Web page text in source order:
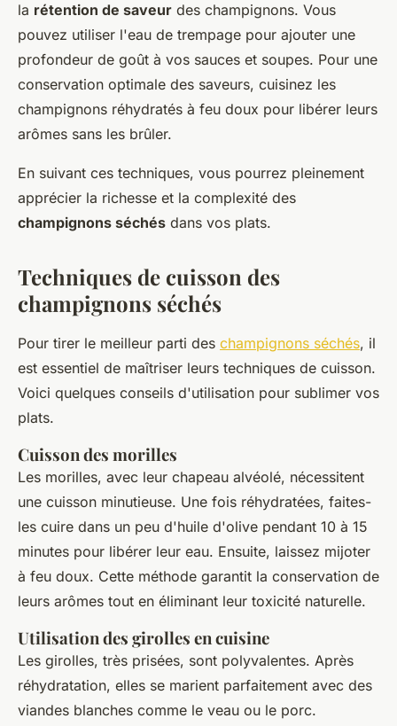
la rétention de saveur des champignons. Vous
pouvez utiliser l'eau de trempage pour ajouter une
profondeur de goût à vos sauces et soupes. Pour une
conservation optimale des saveurs, cuisinez les
champignons réhydratés à feu doux pour libérer leurs
arômes sans les brûler.
En suivant ces techniques, vous pourrez pleinement
apprécier la richesse et la complexité des
champignons séchés dans vos plats.
Techniques de cuisson des
champignons séchés
Pour tirer le meilleur parti des champignons séchés, il
est essentiel de maîtriser leurs techniques de cuisson.
Voici quelques conseils d'utilisation pour sublimer vos
plats.
Cuisson des morilles
Les morilles, avec leur chapeau alvéolé, nécessitent
une cuisson minutieuse. Une fois réhydratées, faites-
les cuire dans un peu d'huile d'olive pendant 10 à 15
minutes pour libérer leur eau. Ensuite, laissez mijoter
à feu doux. Cette méthode garantit la conservation de
leurs arômes tout en éliminant leur toxicité naturelle.
Utilisation des girolles en cuisine
Les girolles, très prisées, sont polyvalentes. Après
réhydratation, elles se marient parfaitement avec des
viandes blanches comme le veau ou le porc.